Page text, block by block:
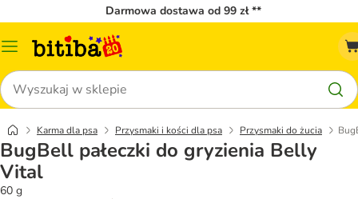
Darmowa dostawa od 99 zł **
Menu
Szukaj
Karma dla psa Przysmaki i kości dla psa Przysmaki do żucia
BugBell pałeczki do gryzienia Belly
Vital
60 g